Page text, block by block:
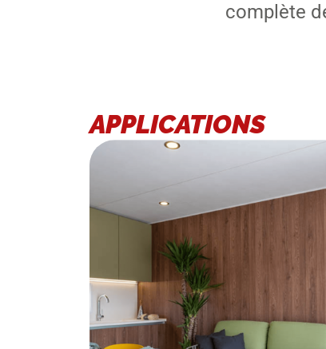
complète
APPLICATIONS